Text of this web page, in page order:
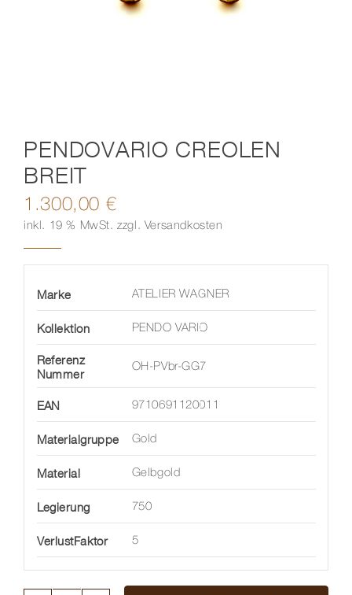
PENDOVARIO CREOLEN
BREIT
1.300,00 €
inkl. 19 % MwSt. zzgl. Versandkosten
Marke ATELIER WAGNER
Kollektion PENDO VARIO
Referenz
Nummer
OH-PVbr-GG7
EAN 9710691120011
Materialgruppe Gold
Material Gelbgold
Legierung 750
VerlustFaktor 5